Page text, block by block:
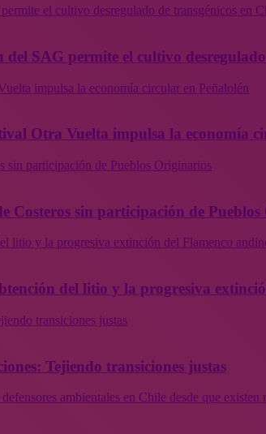
el cultivo desregulado de transgénicos en
SAG permite el cultivo
impulsa la economía circular en Peñalolén
Otra Vuelta impulsa la economía
sin participación de Pueblos Originarios
Costeros sin participación de
litio y la progresiva extinción del Flamenco
del litio y la progresiva
transiciones justas
Tejiendo transiciones justas
ambientales en Chile desde que existen